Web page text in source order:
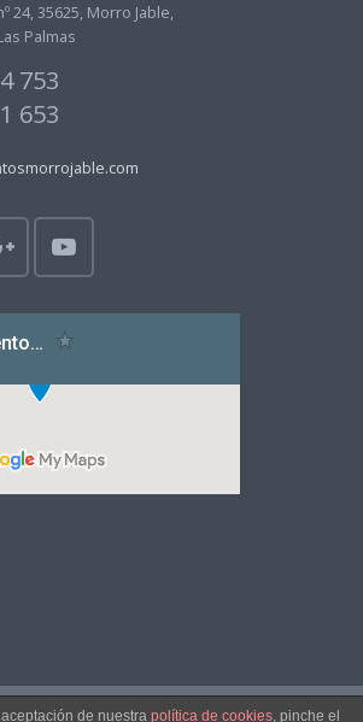
24, 35625, Morro Jable,
Palmas
753
653
de nuestra política de cookies, pinche el